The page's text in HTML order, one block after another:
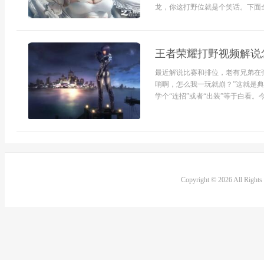
龙，你这打野位就是个笑话。下面
王者荣耀打野视频解
最近解说比赛和排位，老有兄弟
哨啊，怎么我一玩就崩？”这就是
学个“连招”或者“出装”等于白看。
Copyright © 2026 All